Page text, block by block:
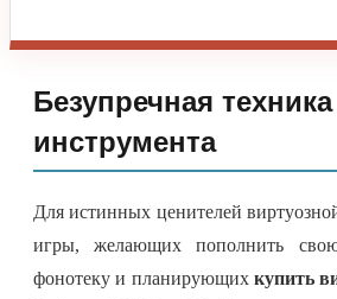
Безупречная
инструмента
Для истинных ценителей
игры, желающих пополнить
фонотеку и планирующихкупить